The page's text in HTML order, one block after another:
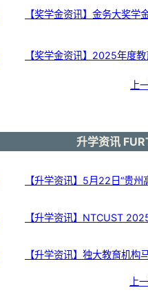
【奖学金资讯】金务大奖
【奖学金资讯】2025年度
上
升学资讯
【升学资讯】5月22日“贵州
【升学资讯】NTCUST
【升学资讯】独大教育机构
上